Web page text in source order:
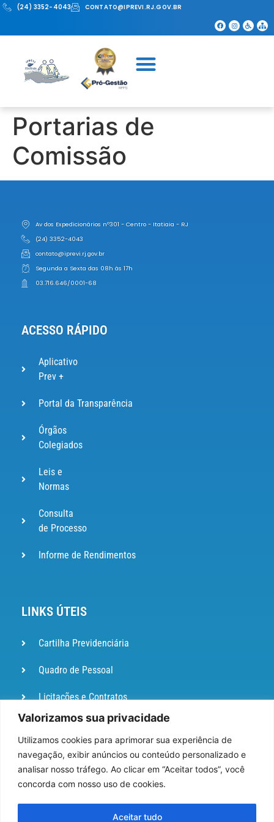
Valorizamos sua privacidade
Utilizamos cookies para aprimorar sua experiência de
navegação, exibir anúncios ou conteúdo personalizado e
analisar nosso tráfego. Ao clicar em “Aceitar todos”, você
concorda com nosso uso de cookies.
Aceitar tudo
(24) 3352-4043 CONTATO@IPREVI.RJ.GOV.BR
Portarias de
Comissão
Av dos Expedicionários nº301 - Centro - Itatiaia - RJ
(24) 3352-4043
contato@iprevi.rj.gov.br
Segunda a Sexta das 08h às 17h
03.716.646/0001-68
ACESSO RÁPIDO
Aplicativo
Prev +
Portal da Transparência
Órgãos
Colegiados
Leis e
Normas
Consulta
de Processo
Informe de Rendimentos
LINKS ÚTEIS
Cartilha Previdenciária
Quadro de Pessoal
Licitações e Contratos
Portal de
Ouvidoria
DIÁRIO
OFICIAL
Pesquisa de Satisfação